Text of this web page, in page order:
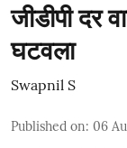
जीडीपी दर
घटवला
Swapnil S
Published on: 06